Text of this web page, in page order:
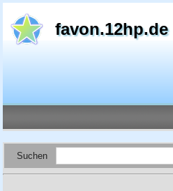
favon.12hp.de
Suchen